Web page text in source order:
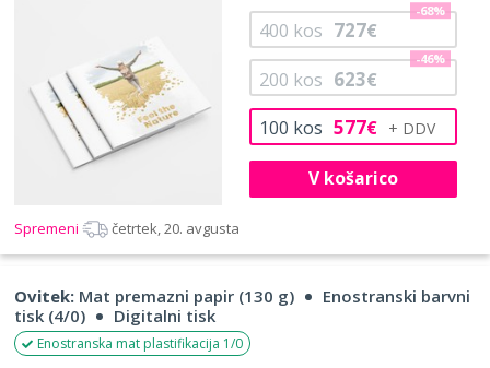
100 kos 577€
200 kos 623€
-46%
400 kos 727€
-68%
V košarico
Spremeni četrtek, 20. avgusta
Ovitek: Mat premazni papir (130 g)
Enostranski barvni
tisk (4/0)
Digitalni tisk
Enostranska mat plastifikacija 1/0